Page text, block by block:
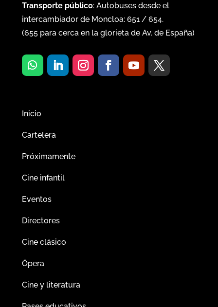
Transporte público: Autobuses desde el
intercambiador de Moncloa: 651/ 654.
(655para cerca en la glorieta de Av. de España)
Inicio
Cartelera
Próximamente
Cine infantil
Eventos
Directores
Cine clásico
Ópera
Cine y literatura